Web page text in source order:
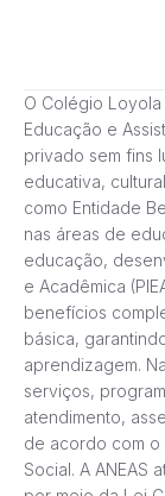
O Colégio
Educação e
privado sem fins
educativa,
como Entidade
nas áreas de
educação,
e Acadêmica
benefícios
básica,
aprendizagem.
serviços,
atendimento,
de acordo com o
Social. A ANEAS